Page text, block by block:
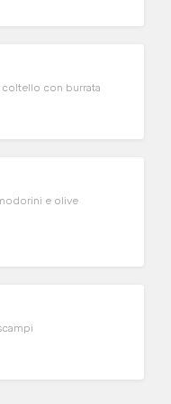
gialla battuto a coltello con burrata
e olive